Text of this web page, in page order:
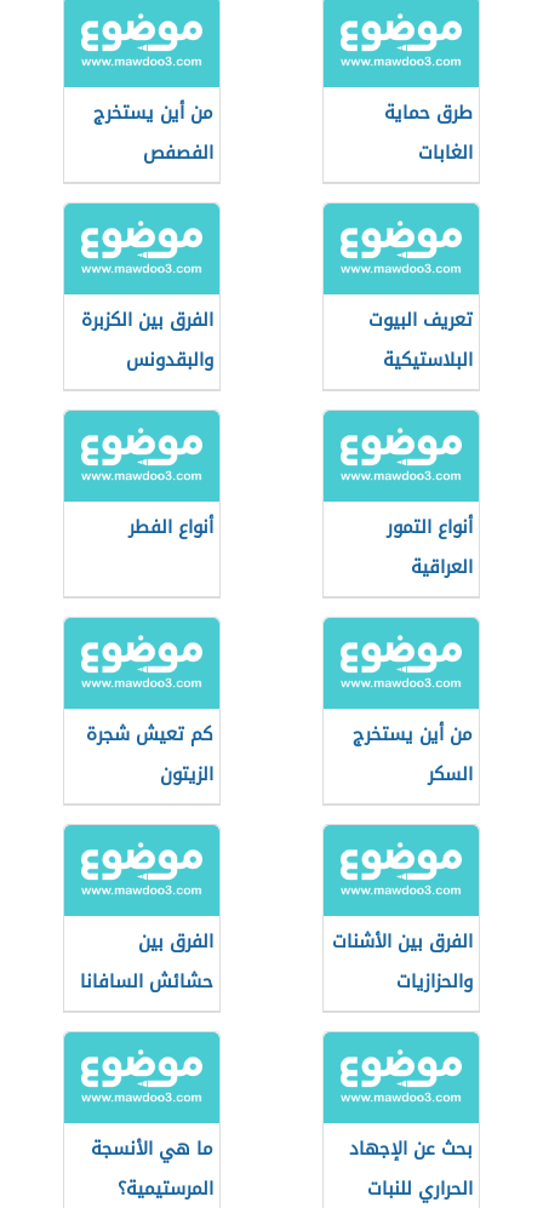
طرق حماية
الغابات
من أين يستخرج
الفصفص
تعريف البيوت
البلاستيكية
الفرق بين الكزبرة
والبقدونس
أنواع التمور
العراقية
أنواع الفطر
من أين يستخرج
السكر
كم تعيش شجرة
الزيتون
الفرق بين الأشنات
والحزازيات
الفرق بين
حشائش السافانا
والاستبس
بحث عن الإجهاد
الحراري للنبات
ما هي الأنسجة
المرستيمية؟